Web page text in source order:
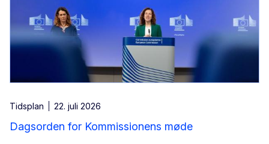
Tidsplan 22. juli 2026
Dagsorden for Kommissionens møde